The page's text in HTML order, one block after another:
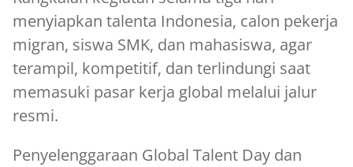
menyiapkan talenta Indonesia, calon pekerja
migran, siswa SMK, dan mahasiswa, agar
terampil, kompetitif, dan terlindungi saat
memasuki pasar kerja global melalui jalur
resmi.
Penyelenggaraan Global Talent Day dan